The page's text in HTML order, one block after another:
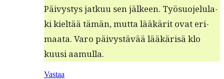
Päivystys jatkuu sen jäl­keen. Työ­suo­jelu­la­
ki kieltää tämän, mut­ta lääkärit ovat eri­
maa­ta. Varo päivys­tävää lääkärisä klo
kuusi aamulla.
Vastaa